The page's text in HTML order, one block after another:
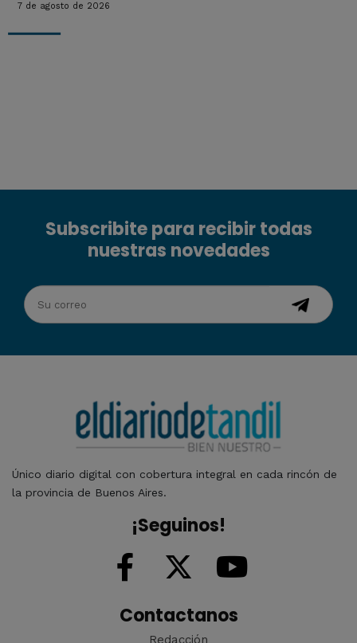
7 de agosto de 2026
Subscribite para recibir todas
nuestras novedades
Único diario digital con cobertura integral en cada rincón de
la provincia de Buenos Aires.
¡Seguinos!
Contactanos
Redacción